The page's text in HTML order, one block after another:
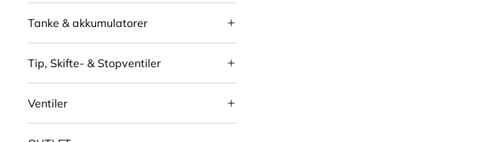
Tanke & akkumulatorer
Tip, Skifte- & Stopventiler
Ventiler